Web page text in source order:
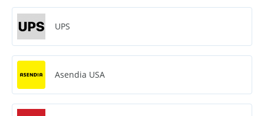
UPS
Asendia USA